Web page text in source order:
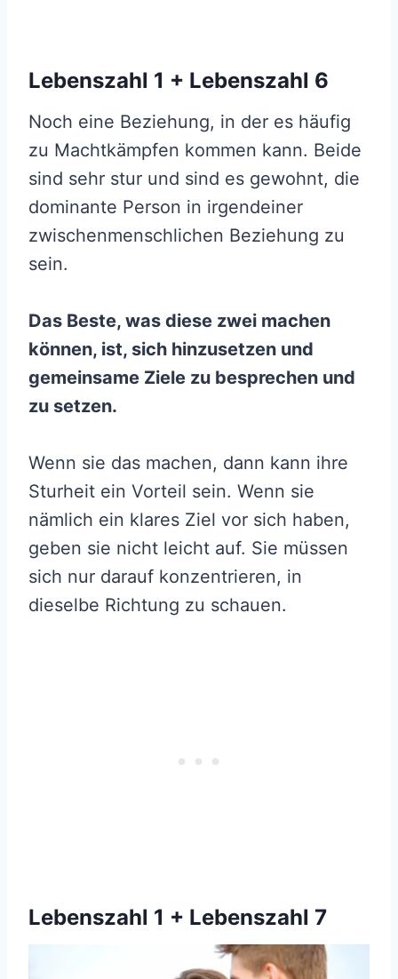
Lebenszahl 1 + Lebenszahl 6
Noch eine Beziehung, in der es häufig
zu Machtkämpfen kommen kann. Beide
sind sehr stur und sind es gewohnt, die
dominante Person in irgendeiner
zwischenmenschlichen Beziehung zu
sein.
Das Beste, was diese zwei machen
können, ist, sich hinzusetzen und
gemeinsame Ziele zu besprechen und
zu setzen.
Wenn sie das machen, dann kann ihre
Sturheit ein Vorteil sein. Wenn sie
nämlich ein klares Ziel vor sich haben,
geben sie nicht leicht auf. Sie müssen
sich nur darauf konzentrieren, in
dieselbe Richtung zu schauen.
Lebenszahl 1 + Lebenszahl 7